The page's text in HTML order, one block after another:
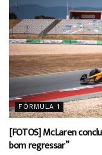
FÓRMULA 1
[FOTOS] McLaren
bom regressar”